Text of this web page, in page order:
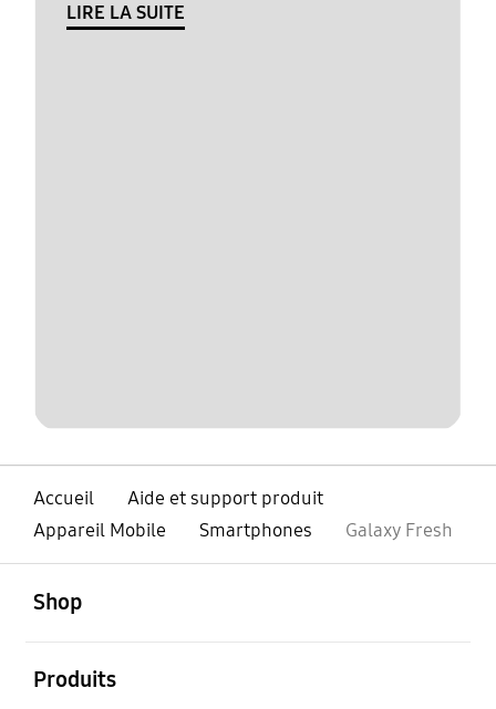
LIRE LA SUITE
Accueil
Aide et support produit
Appareil Mobile
Smartphones Galaxy Fresh
Shop
Produits